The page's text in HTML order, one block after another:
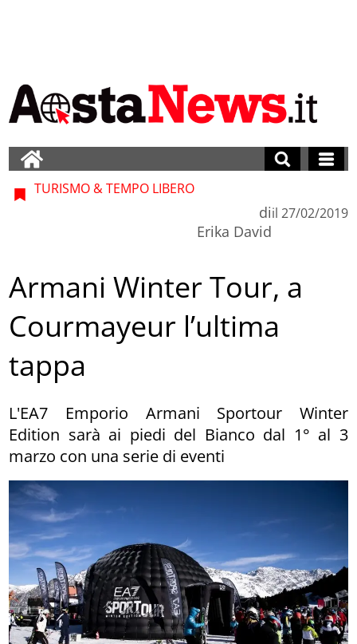
TURISMO & TEMPO LIBERO
di
Erika David
il 27/02/2019
Armani Winter Tour, a
Courmayeur l’ultima
tappa
L'EA7 Emporio Armani Sportour Winter
Edition sarà ai piedi del Bianco dal 1° al 3
marzo con una serie di eventi